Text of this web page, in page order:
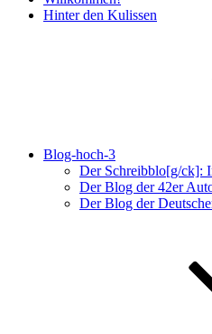
Hinter den Kulissen
Blog-hoch-3
Der Schreibblo[g/ck]:
Der Blog der 42er
Der Blog der